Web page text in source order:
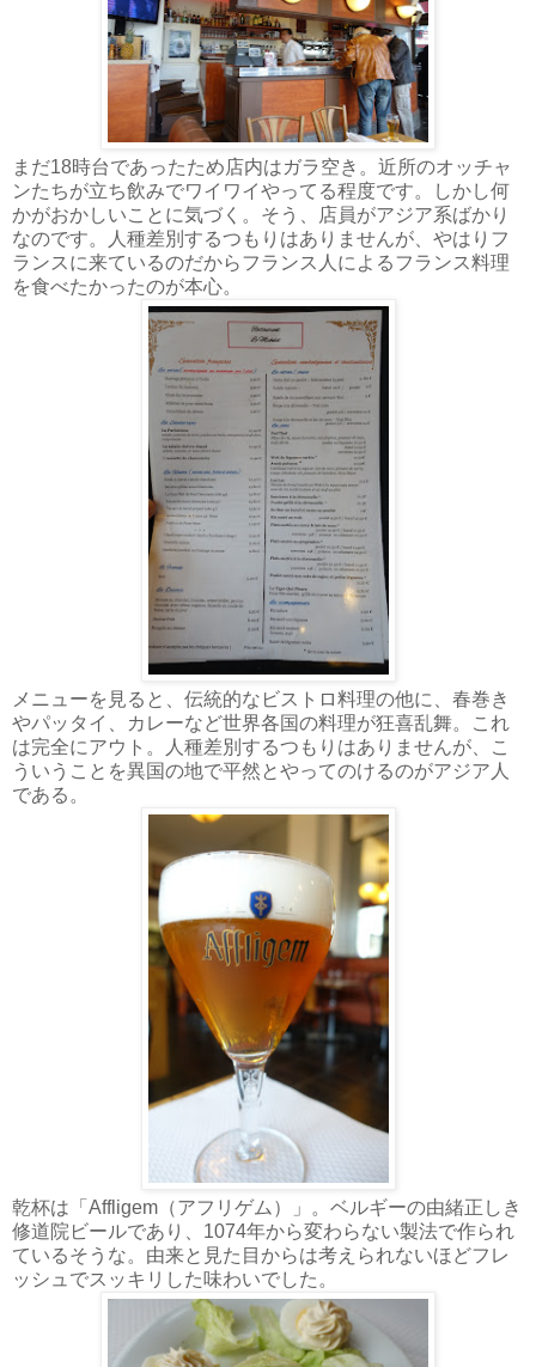
まだ18時台であったため店内はガラ空き。近所のオッチャ
ンたちが立ち飲みでワイワイやってる程度です。しかし何
かがおかしいことに気づく。そう、店員がアジア系ばかり
なのです。人種差別するつもりはありませんが、やはりフ
ランスに来ているのだからフランス人によるフランス料理
を食べたかったのが本心。
メニューを見ると、伝統的なビストロ料理の他に、春巻き
やパッタイ、カレーなど世界各国の料理が狂喜乱舞。これ
は完全にアウト。人種差別するつもりはありませんが、こ
ういうことを異国の地で平然とやってのけるのがアジア人
である。
乾杯は「Affligem（アフリゲム）」。ベルギーの由緒正しき
修道院ビールであり、1074年から変わらない製法で作られ
ているそうな。由来と見た目からは考えられないほどフレ
ッシュでスッキリした味わいでした。